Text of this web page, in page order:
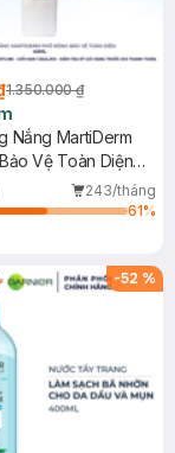
1.350.000 ₫
Nắng MartiDerm
Vệ Toàn Diện
243/tháng
61%
-52 %